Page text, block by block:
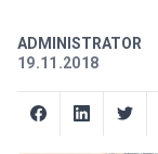
ADMINISTRATOR
19.11.2018